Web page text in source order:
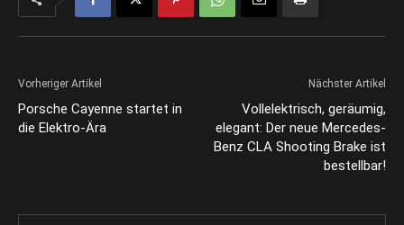
Vorheriger Artikel
Porsche Cayenne startet in
die Elektro-Ära
Nächster Artikel
Vollelektrisch, geräumig,
elegant: Der neue Mercedes-
Benz CLA Shooting Brake ist
bestellbar!